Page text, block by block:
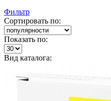
Фильтр
Сортировать по:
Показать по:
Вид каталога: